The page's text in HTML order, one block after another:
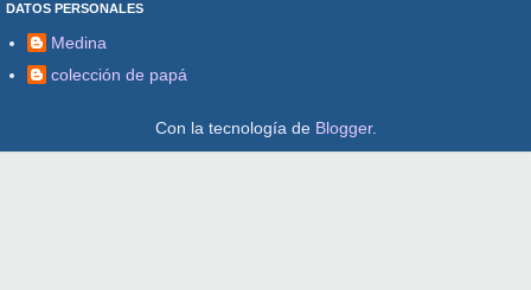
DATOS PERSONALES
Medina
colección de papá
Con la tecnología de Blogger.